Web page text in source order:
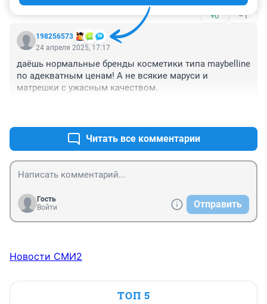
+0 –1
198256573
24 апреля 2025, 17:17
даёшь нормальные бренды косметики типа maybelline
по адекватным ценам! А не всякие маруси и
матрешки с ужасным качеством.
Читать все комментарии
Гость
Войти
Отправить
Новости СМИ2
ТОП 5